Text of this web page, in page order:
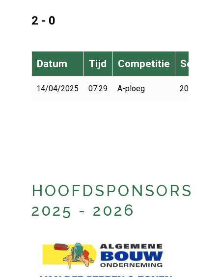
2 - 0
Datum Tijd Competitie Seizoen
14/04/2025 07:29 A-ploeg 2024-2025
HOOFDSPONSORS
2025 - 2026